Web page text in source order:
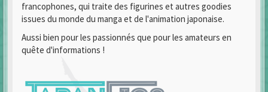
francophones, qui traite des figurines et autres goodies
issues du monde du manga et de l'animation japonaise.
Aussi bien pour les passionnés que pour les amateurs en
quête d'informations !